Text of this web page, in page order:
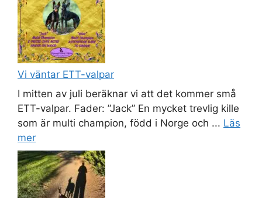
Vi väntar ETT-valpar
I mitten av juli beräknar vi att det kommer små
ETT-valpar. Fader: ”Jack” En mycket trevlig kille
som är multi champion, född i Norge och ... Läs
mer